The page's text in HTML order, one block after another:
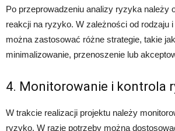
Po przeprowadzeniu analizy ryzyka należy
reakcji na ryzyko. W zależności od rodzaju i
można zastosować różne strategie, takie
minimalizowanie, przenoszenie lub
4. Monitorowanie i kontrola
W trakcie realizacji projektu należy
ryzyko. W razie potrzeby można